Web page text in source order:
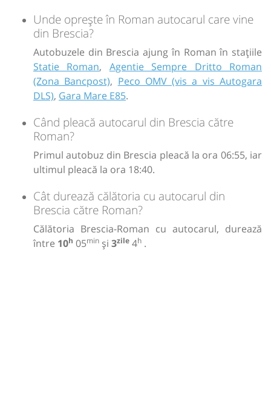
Unde oprește în Roman autocarul care vine
din Brescia?
Autobuzele din Brescia ajung în Roman în stațiile
Statie Roman, Agentie Sempre Dritto Roman
(Zona Bancpost), Peco OMV (vis a vis Autogara
DLS), Gara Mare E85.
Când pleacă autocarul din Brescia către
Roman?
Primul autobuz din Brescia pleacă la ora 06:55, iar
ultimul pleacă la ora 18:40.
Cât durează călătoria cu autocarul din
Brescia către Roman?
Călătoria Brescia-Roman cu autocarul, durează
între 10h 05min și 3zile 4h .